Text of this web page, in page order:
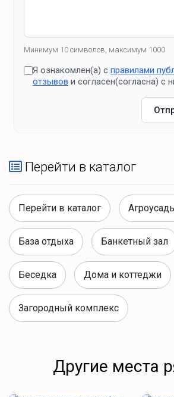
Электрочайник
Столовые приборы и посуда
Бокалы, стаканы, рюмки на 6
Ближайшие магазины
Евроопт (8 км)
Что для отдыха?
мангал
Минимум 10 символов, максимум 1000
Я ознакомлен(а) с правилами
отзывов и согласен(согласна) с
Перейти в каталог
Перейти в каталог
База отдыха Банкетный зал
Беседка Дома и коттеджи
Загородный комплекс
Другие места